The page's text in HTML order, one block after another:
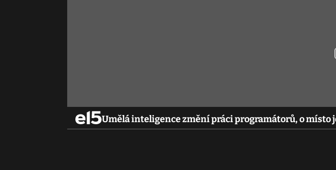
Umělá inteligence změní práci programátorů, o místo